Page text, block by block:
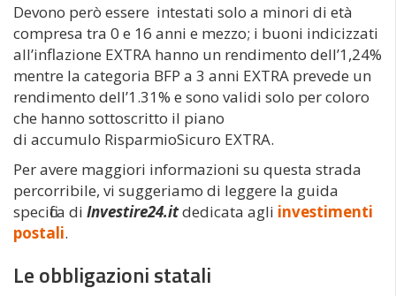
Devono però essere intestati solo a minori di età
compresa tra 0 e 16 anni e mezzo; i buoni indicizzati
all’inflazione EXTRA hanno un rendimento dell’1,24%
mentre la categoria BFP a 3 anni EXTRA prevede un
rendimento dell’1.31% e sono validi solo per coloro
che hanno sottoscritto il piano
di accumulo RisparmioSicuro EXTRA.
Per avere maggiori informazioni su questa strada
percorribile, vi suggeriamo di leggere la guida
specifica di Investire24.itdedicata agli investimenti
postali.
Le obbligazioni statali